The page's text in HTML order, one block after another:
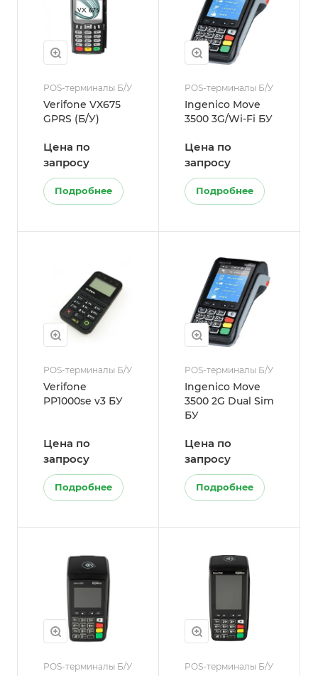
POS-терминалы Б/У
Verifone VX675
GPRS (Б/У)
Цена по
запросу
Подробнее
POS-терминалы Б/У
Ingenico Move
3500 3G/Wi-Fi БУ
Цена по
запросу
Подробнее
POS-терминалы Б/У
Verifone
PP1000se v3 БУ
Цена по
запросу
Подробнее
POS-терминалы Б/У
Ingenico Move
3500 2G Dual Sim
БУ
Цена по
запросу
Подробнее
POS-терминалы Б/У POS-терминалы Б/У